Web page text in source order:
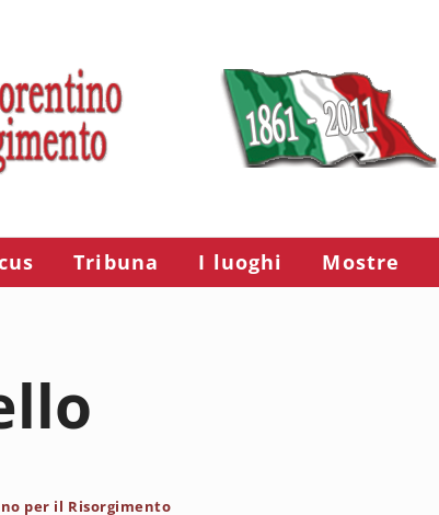
Tribuna I luoghi Mostre
per il Risorgimento